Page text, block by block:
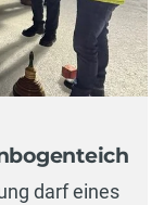
darf eines